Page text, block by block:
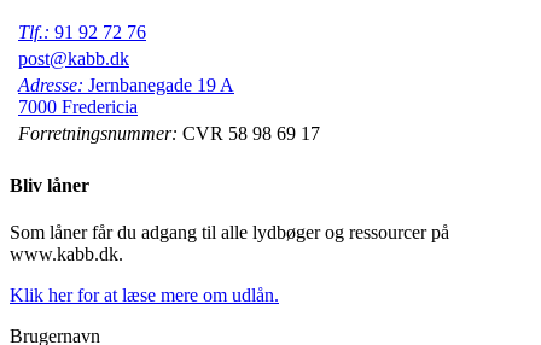
Tlf.: 91 92 72 76
post@kabb.dk
Adresse: Jernbanegade 19 A
7000 Fredericia
Forretningsnummer: CVR 58 98 69 17
Bliv låner
Som låner får du adgang til alle lydbøger og ressourcer på
www.kabb.dk.
Klik her for at læse mere om udlån.
Brugernavn